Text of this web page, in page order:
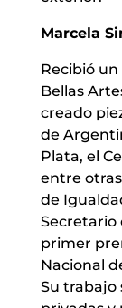
Marcela
Recibió
Bellas
creado
de
Plata, el
entre
de
Secretario
primer
Nacional
Su trabajo